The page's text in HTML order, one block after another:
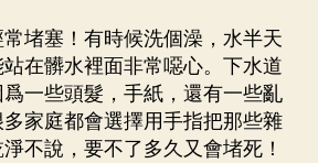
堵塞！有時候洗個澡，水半天
在髒水裡面非常噁心。下水道
一些頭髮，手紙，還有一些亂
家庭都會選擇用手指把那些雜
不說，要不了多久又會堵死！